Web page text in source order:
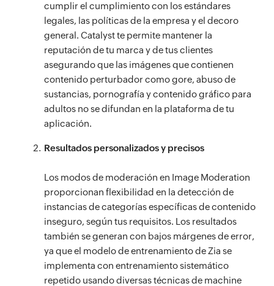
cumplir el cumplimiento con los estándares
legales, las políticas de la empresa y el decoro
general. Catalyst te permite mantener la
reputación de tu marca y de tus clientes
asegurando que las imágenes que contienen
contenido perturbador como gore, abuso de
sustancias, pornografía y contenido gráfico para
adultos no se difundan en la plataforma de tu
aplicación.
Resultados personalizados y precisos
Los modos de moderación en Image Moderation
proporcionan flexibilidad en la detección de
instancias de categorías específicas de contenido
inseguro, según tus requisitos. Los resultados
también se generan con bajos márgenes de error,
ya que el modelo de entrenamiento de Zia se
implementa con entrenamiento sistemático
repetido usando diversas técnicas de machine